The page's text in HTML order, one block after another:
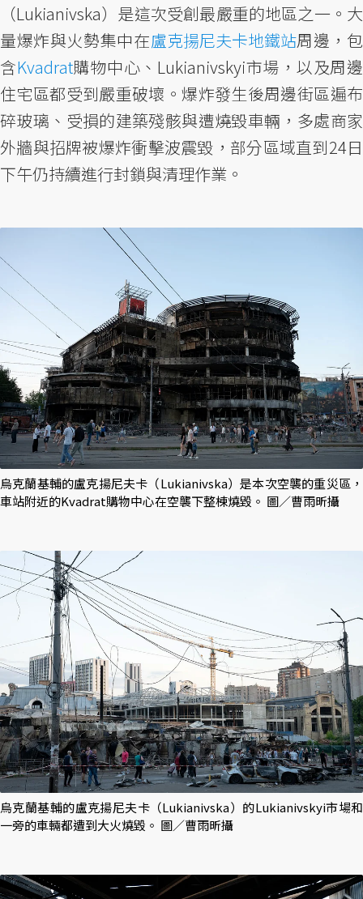
（Lukianivska）是這次受創最嚴重的地區之一。大
量爆炸與火勢集中在盧克揚尼夫卡地鐵站周邊，包
含Kvadrat購物中心、Lukianivskyi市場，以及周邊
住宅區都受到嚴重破壞。爆炸發生後周邊街區遍布
碎玻璃、受損的建築殘骸與遭燒毀車輛，多處商家
外牆與招牌被爆炸衝擊波震毀，部分區域直到24日
下午仍持續進行封鎖與清理作業。
烏克蘭基輔的盧克揚尼夫卡（Lukianivska）是本次空襲的重災區，
車站附近的Kvadrat購物中心在空襲下整棟燒毀。 圖／曹雨昕攝
烏克蘭基輔的盧克揚尼夫卡（Lukianivska）的Lukianivskyi市場和
一旁的車輛都遭到大火燒毀。 圖／曹雨昕攝